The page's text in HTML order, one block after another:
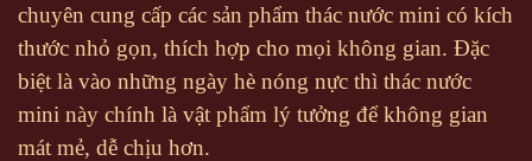
chuyên cung cấp các sản phẩm thác nước mini có kích
thước nhỏ gọn, thích hợp cho mọi không gian. Đặc
biệt là vào những ngày hè nóng nực thì thác nước
mini này chính là vật phẩm lý tưởng để không gian
mát mẻ, dễ chịu hơn.